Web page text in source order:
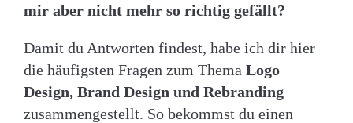
mir aber nicht mehr so richtig gefällt?
Damit du Antworten findest, habe ich dir hier
die häufigsten Fragen zum Thema Logo
Design, Brand Design und Rebranding
zusammengestellt. So bekommst du einen